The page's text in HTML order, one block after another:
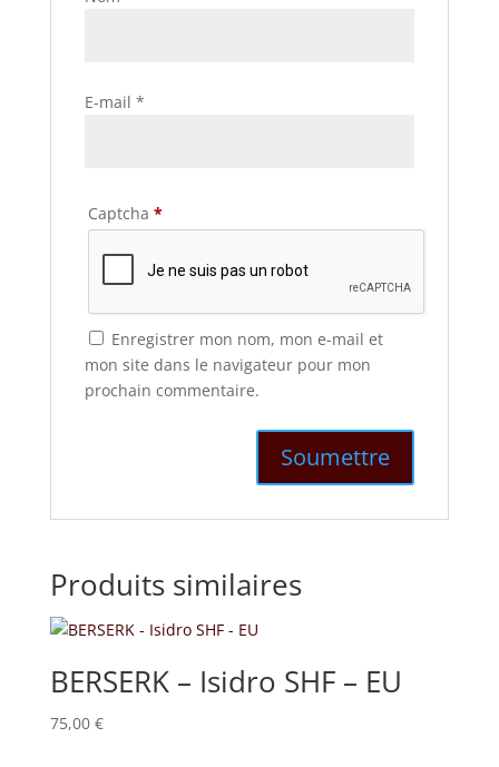
E-mail *
Captcha *
Enregistrer mon nom, mon e-mail et
mon site dans le navigateur pour mon
prochain commentaire.
Produits similaires
BERSERK – Isidro SHF – EU
75,00 €